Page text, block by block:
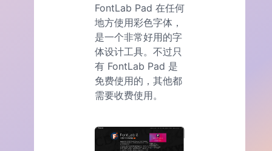
FontLab Pad 在任何
地方使用彩色字体，
是一个非常好用的字
体设计工具。不过只
有 FontLab Pad 是
免费使用的，其他都
需要收费使用。